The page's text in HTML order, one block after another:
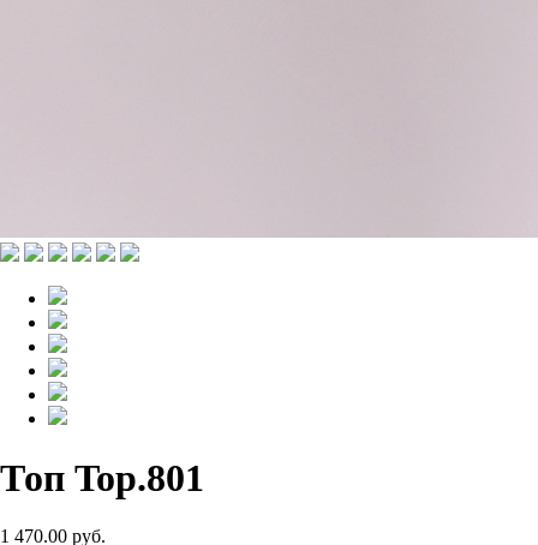
Топ Top.801
1 470.00 руб.